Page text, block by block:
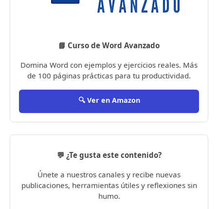
📘 Curso de Word Avanzado
Domina Word con ejemplos y ejercicios reales. Más
de 100 páginas prácticas para tu productividad.
🔍 Ver en Amazon
💬 ¿Te gusta este contenido?
Únete a nuestros canales y recibe nuevas
publicaciones, herramientas útiles y reflexiones sin
humo.